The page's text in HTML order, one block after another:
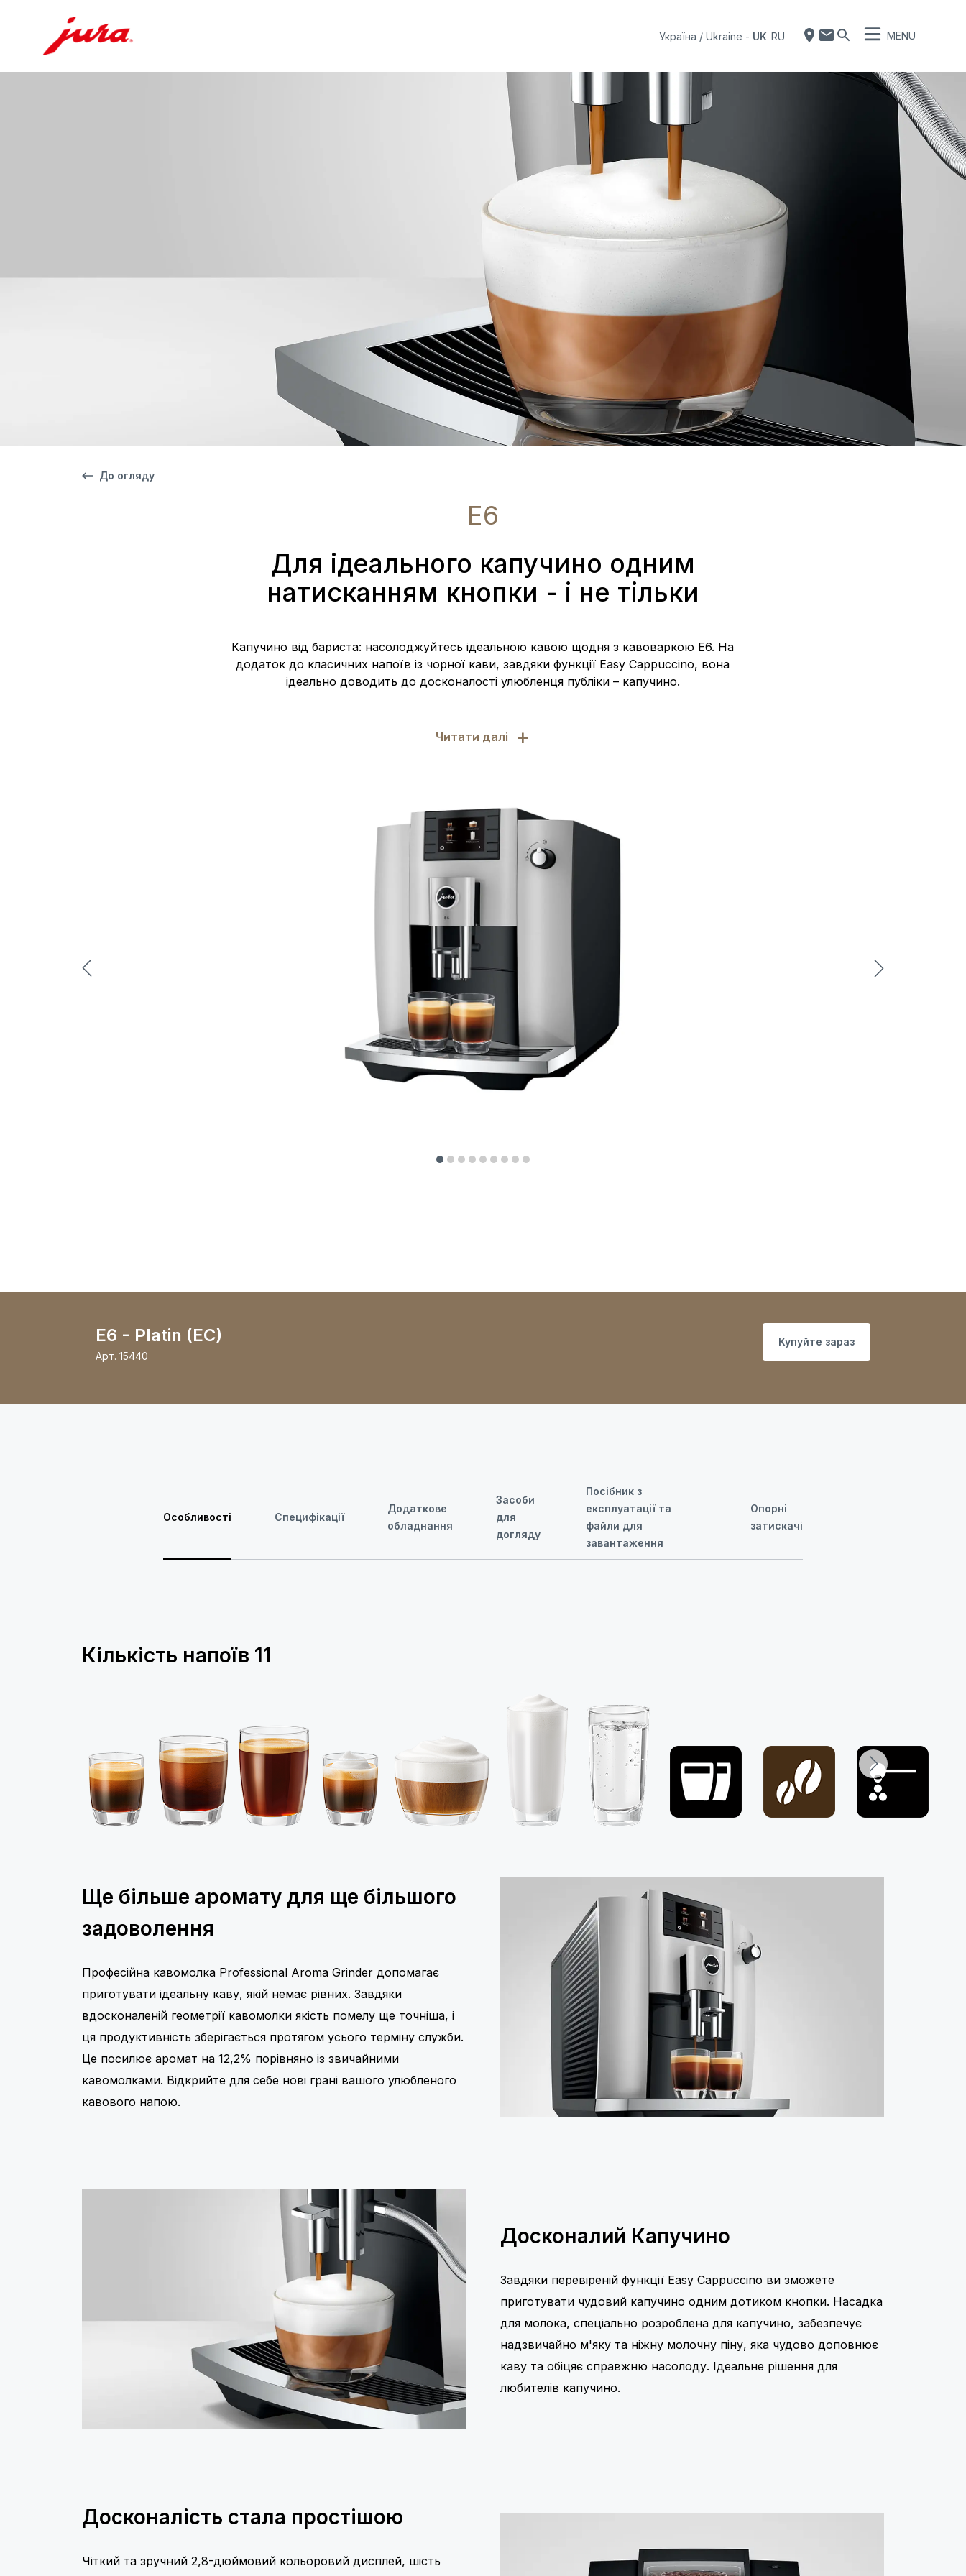
Україна / Ukraine - UK RU MENU
До огляду
E6
Для ідеального капучино одним
натисканням кнопки - і не тільки
Капучино від бариста: насолоджуйтесь ідеальною кавою щодня з кавоваркою E6. На
додаток до класичних напоїв із чорної кави, завдяки функції Easy Cappuccino, вона
ідеально доводить до досконалості улюбленця публіки – капучино.
Читати далі +
Купуйте зараз
E6 - Platin (EC)
Арт. 15440
Особливості Специфікації
Додаткове
обладнання
Засоби
для
догляду
Посібник з
експлуатації та
файли для
завантаження
Опорні
затискачі
Кількість напоїв 11
Ще більше аромату для ще більшого
задоволення
Професійна кавомолка Professional Aroma Grinder допомагає
приготувати ідеальну каву, якій немає рівних. Завдяки
вдосконаленій геометрії кавомолки якість помелу ще точніша, і
ця продуктивність зберігається протягом усього терміну служби.
Це посилює аромат на 12,2% порівняно із звичайними
кавомолками. Відкрийте для себе нові грані вашого улюбленого
кавового напою.
Досконалий Капучино
Завдяки перевіреній функції Easy Cappuccino ви зможете
приготувати чудовий капучино одним дотиком кнопки. Насадка
для молока, спеціально розроблена для капучино, забезпечує
надзвичайно м'яку та ніжну молочну піну, яка чудово доповнює
каву та обіцяє справжню насолоду. Ідеальне рішення для
любителів капучино.
Досконалість стала простішою
Чіткий та зручний 2,8-дюймовий кольоровий дисплей, шість